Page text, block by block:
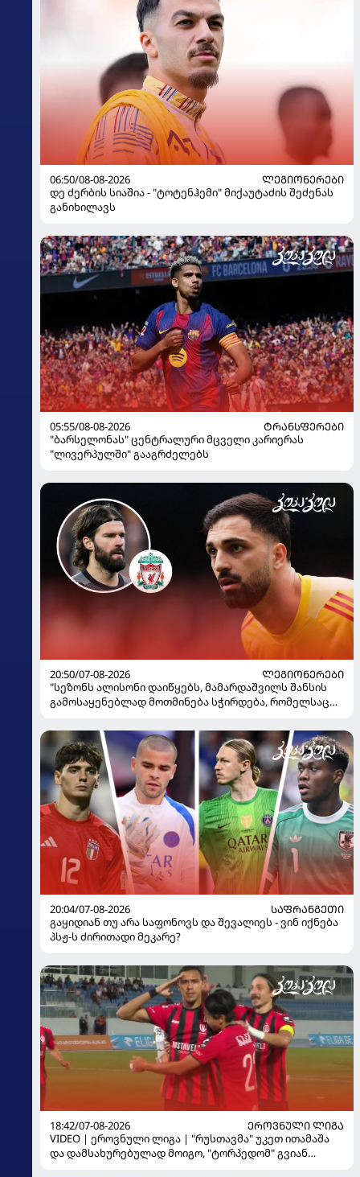
06:50/08-08-2026
ᲚᲔᲒᲘᲝᲜᲔᲠᲔᲑᲘ
დე ძერბის სიაშია - "ტოტენჰემი" მიქაუტაძის შეძენას
განიხილავს
05:55/08-08-2026
ᲢᲠᲐᲜᲡᲤᲔᲠᲔᲑᲘ
"ბარსელონას" ცენტრალური მცველი კარიერას
"ლივერპულში" გააგრძელებს
20:50/07-08-2026
ᲚᲔᲒᲘᲝᲜᲔᲠᲔᲑᲘ
"სეზონს ალისონი დაიწყებს, მამარდაშვილს შანსის
გამოსაყენებლად მოთმინება სჭირდება, რომელსაც
ყოფილმა მეკარემ
20:04/07-08-2026
ᲡᲐᲤᲠᲐᲜᲒᲔᲗᲘ
გაყიდიან თუ არა საფონოვს და შევალიეს - ვინ იქნება
პსჟ-ს ძირითადი მეკარე?
18:42/07-08-2026
ᲔᲠᲝᲕᲜᲣᲚᲘ ᲚᲘᲒᲐ
VIDEO | ეროვნული ლიგა | "რუსთავმა" უკეთ ითამაშა
და დამსახურებულად მოიგო, "ტორპედომ" გვიან